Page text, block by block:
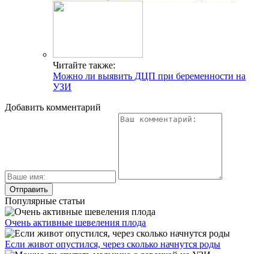
Читайте также:
Можно ли выявить ДЦП при беременности на
УЗИ
Добавить комментарий
Популярные статьи
Очень активные шевеления плода
Если живот опустился, через сколько начнутся роды